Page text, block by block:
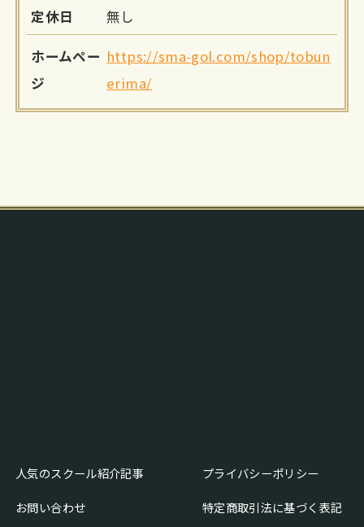
定休日 無し
ホームペー
ジ
https://sma-gol.com/shop/tobun
erima/
人気のスクール紹介記事
お問い合わせ
プライバシーポリシー
特定商取引法に基づく表記